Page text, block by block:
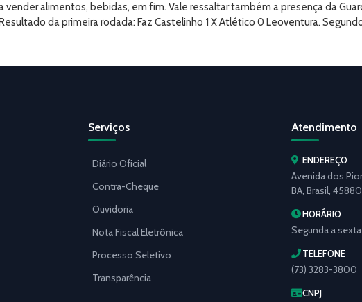
alimentos, bebidas, em fim. Vale ressaltar também a presença da
da primeira rodada: Faz Castelinho 1 X Atlético 0 Leoventura.
Serviços
Diário Oficial
Contra-Cheque
Ouvidoria
Nota Fiscal Eletrônica
Processo Seletivo
Transparência
Atendimento
ENDEREÇO
Avenida dos
BA, Brasil,
HORÁRIO
Segunda a
TELEFONE
(73) 3283-3800
CNPJ